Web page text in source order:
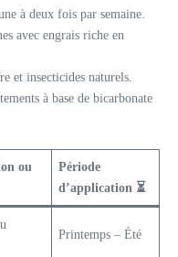
à deux fois par semaine.
avec engrais riche en
et insecticides naturels.
à base de bicarbonate
ou
Période
d’application ⏳
Printemps – Été